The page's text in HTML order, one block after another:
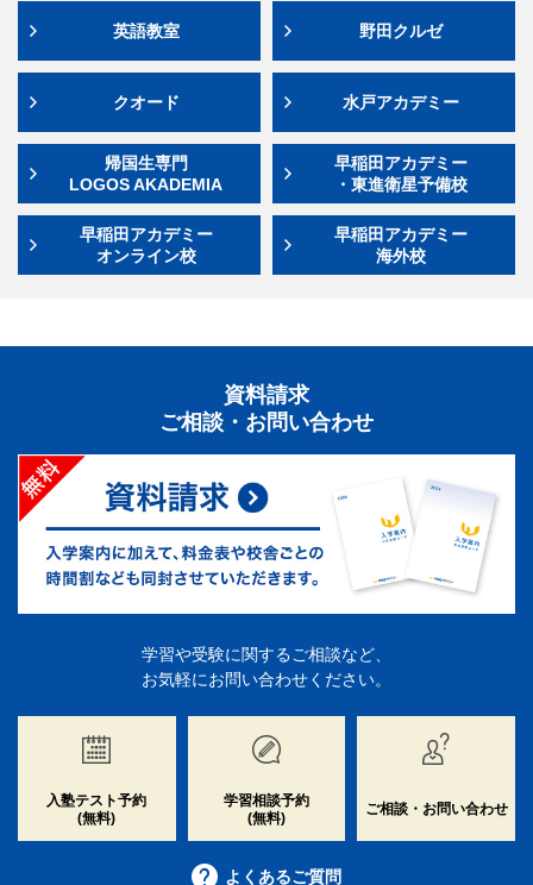
英語教室 野田クルゼ
クオード 水戸アカデミー
帰国生専門
LOGOS AKADEMIA
早稲田アカデミー
・東進衛星予備校
早稲田アカデミー
オンライン校
早稲田アカデミー
海外校
資料請求
ご相談・お問い合わせ
学習や受験に関するご相談など、
お気軽にお問い合わせください。
入塾テスト予約
(無料)
学習相談予約
(無料)
ご相談・お問い合わせ
よくあるご質問